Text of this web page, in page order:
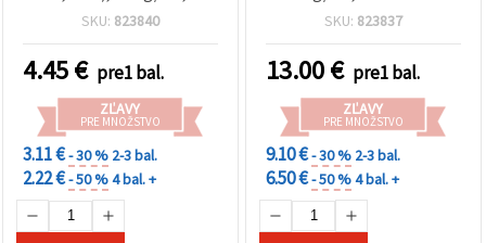
elegantných vzorov – 36
SKU: 823840
4.45€ pre1 bal.
ZĽAVY
PRE MNOŽSTVO
3.11 €- 30 % 2-3 bal.
2.22 €- 50 %4 bal. +
scrapbooking, 24
listov
SKU: 823837
13.00€ pre1 bal.
ZĽAVY
PRE MNOŽSTVO
9.10 €- 30 % 2-3 bal.
6.50 €- 50 %4 bal. +